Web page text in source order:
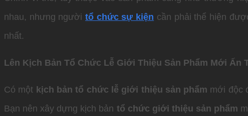
nhau, nhưng ngườitổ chức sự kiện cần phải thể hiện
nhất.
Lên Kịch Bản Tổ Chức Lễ Giới Thiệu Sản Phẩm Mới Ấn
Có một kịch bản tổ chức lễ giới thiệu sản phẩm mới độc
Bạn nên xây dựng kịch bản tổ chức giới thiệu sản phẩm